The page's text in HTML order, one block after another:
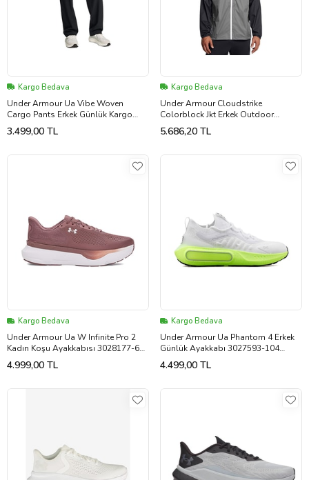
Kargo Bedava
Under Armour Ua Vibe Woven
Cargo Pants Erkek Günlük Kargo
Pantolon 1386558-001 Siyah
3.499,00 TL
Kargo Bedava
Under Armour Cloudstrike
Colorblock Jkt Erkek Outdoor
Yağmurluk Ceket 1381880-001 Siyah
5.686,20 TL
Kargo Bedava
Under Armour Ua W Infinite Pro 2
Kadın Koşu Ayakkabısı 3028177-651
Kahverengi
4.999,00 TL
Kargo Bedava
Under Armour Ua Phantom 4 Erkek
Günlük Ayakkabı 3027593-104
Renkli (Çok Renkli)
4.499,00 TL